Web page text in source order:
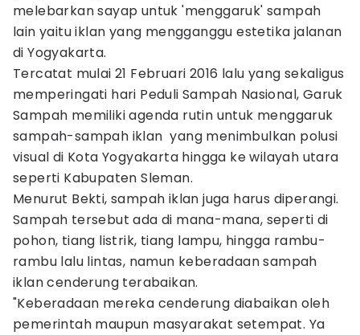
melebarkan sayap untuk 'menggaruk' sampah
lain yaitu iklan yang mengganggu estetika jalanan
di Yogyakarta.
Tercatat mulai 21 Februari 2016 lalu yang sekaligus
memperingati hari Peduli Sampah Nasional, Garuk
Sampah memiliki agenda rutin untuk menggaruk
sampah-sampah iklan yang menimbulkan polusi
visual di Kota Yogyakarta hingga ke wilayah utara
seperti Kabupaten Sleman.
Menurut Bekti, sampah iklan juga harus diperangi.
Sampah tersebut ada di mana-mana, seperti di
pohon, tiang listrik, tiang lampu, hingga rambu-
rambu lalu lintas, namun keberadaan sampah
iklan cenderung terabaikan.
"Keberadaan mereka cenderung diabaikan oleh
pemerintah maupun masyarakat setempat. Ya